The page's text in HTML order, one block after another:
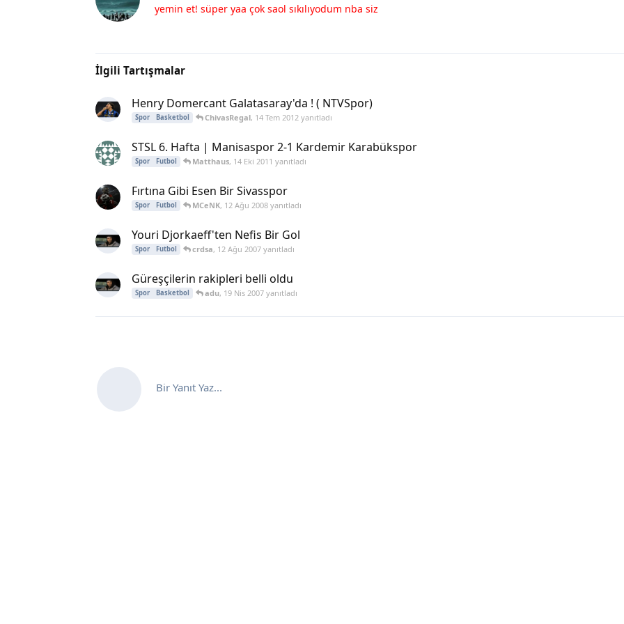
yemin et! süper yaa çok saol sıkılıyodum nba siz
İlgili Tartışmalar
Henry Domercant Galatasaray'da ! ( NTVSpor)
Spor Basketbol ChivasRegal, 14 Tem 2012yanıtladı
STSL 6. Hafta | Manisaspor 2-1 Kardemir Karabükspor
Spor Futbol Matthaus, 14 Eki 2011 yanıtladı
Fırtına Gibi Esen Bir Sivasspor
Spor Futbol MCeNK, 12 Ağu 2008yanıtladı
Youri Djorkaeff'ten Nefis Bir Gol
Spor Futbol crdsa, 12 Ağu 2007yanıtladı
Güreşçilerin rakipleri belli oldu
Spor Basketbol adu, 19 Nis 2007yanıtladı
Bir Yanıt Yaz...